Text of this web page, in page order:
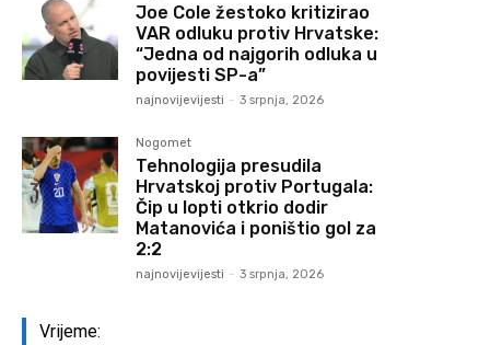
Joe Cole žestoko kritizirao
VAR odluku protiv Hrvatske:
“Jedna od najgorih odluka u
povijesti SP-a”
najnovijevijesti - 3 srpnja, 2026
Nogomet
Tehnologija presudila
Hrvatskoj protiv Portugala:
Čip u lopti otkrio dodir
Matanovića i poništio gol za
2:2
najnovijevijesti - 3 srpnja, 2026
Vrijeme: